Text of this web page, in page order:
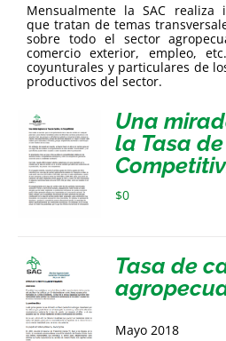
Mensualmente la SAC realiza
que tratan de temas
sobre todo el sector
comercio exterior, empleo,
coyunturales y particulares de
productivos del sector.
Una
la Tasa
$0
Tasa de
Mayo 2018